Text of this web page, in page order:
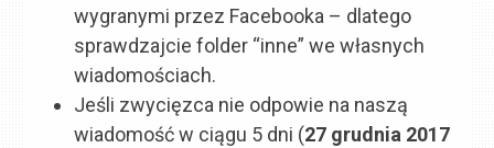
wygranymi przez Facebooka – dlatego
sprawdzajcie folder “inne” we własnych
wiadomościach.
Jeśli zwycięzca nie odpowie na naszą
wiadomość w ciągu 5 dni (27 grudnia 2017